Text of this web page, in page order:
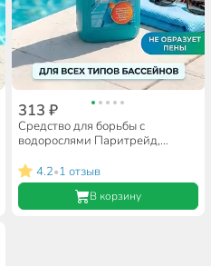
313 ₽
Средство для борьбы с
водорослями Паритрейд,
беспенное, 1 л
4.2•1 отзыв
В корзину